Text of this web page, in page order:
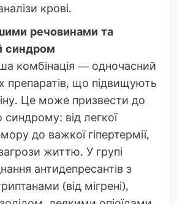
крові.
речовинами та
синдром
комбінація — одночасний
препаратів, що підвищують
Це може призвести до
синдрому: від легкої
до важкої гіпертермії,
життю. У групі
антидепресантів з
(від мігрені),